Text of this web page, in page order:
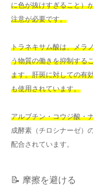
に色が抜けすぎること）
注意が必要です。
トラネキサム酸は、メラ
う物質の働きを抑制する
ます。肝斑に対しての有
も使用されています。
アルブチン・コウジ酸・
成酵素（チロシナーゼ）
配合されています。
📝 摩擦を避ける